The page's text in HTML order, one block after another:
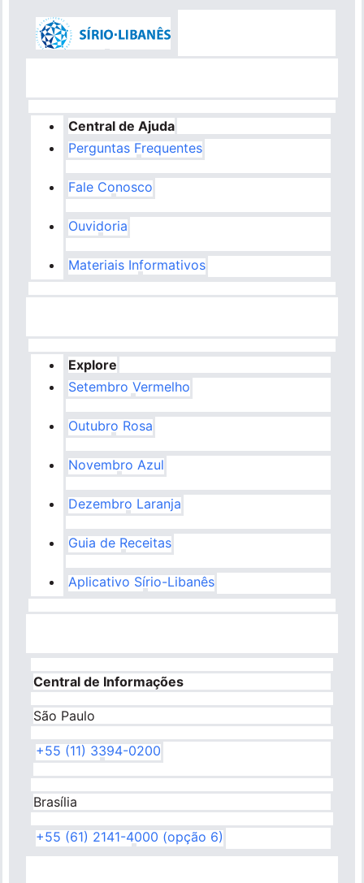
Central de Ajuda
Perguntas Frequentes
Fale Conosco
Ouvidoria
Materiais Informativos
Explore
Setembro Vermelho
Outubro Rosa
Novembro Azul
Dezembro Laranja
Guia de Receitas
Aplicativo Sírio-Libanês
Central de Informações
São Paulo
+55 (11) 3394-0200
Brasília
+55 (61) 2141-4000 (opção 6)